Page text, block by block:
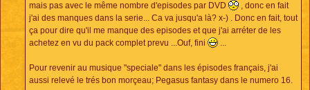
mais pas avec le même nombre d'episodes par DVD
, donc en fait
j'ai des manques dans la serie... Ca va jusqu'a là? x-) . Donc en fait, tout
ça pour dire qu'il me manque des episodes et que j'ai arréter de les
achetez en vu du pack complet prevu ...Ouf, fini
...
Pour revenir au musique "speciale" dans les épisodes français, j'ai
aussi relevé le trés bon morçeau; Pegasus fantasy dans le numero 16.